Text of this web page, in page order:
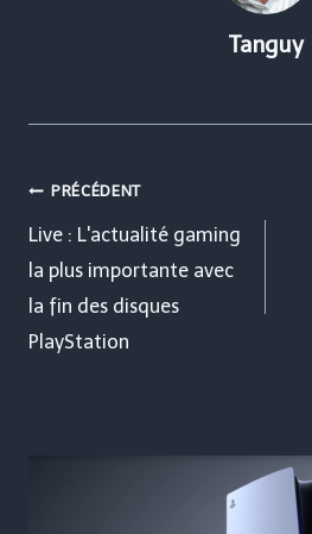
Tanguy
Navigation
de
l’article
PRÉCÉDENT
Live : L'actualité gaming
la plus importante avec
la fin des disques
PlayStation